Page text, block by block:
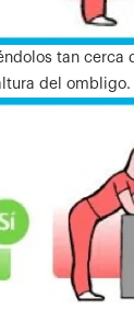
tan cerca
del ombligo.